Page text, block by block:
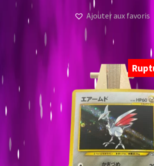
Ajouter aux favoris